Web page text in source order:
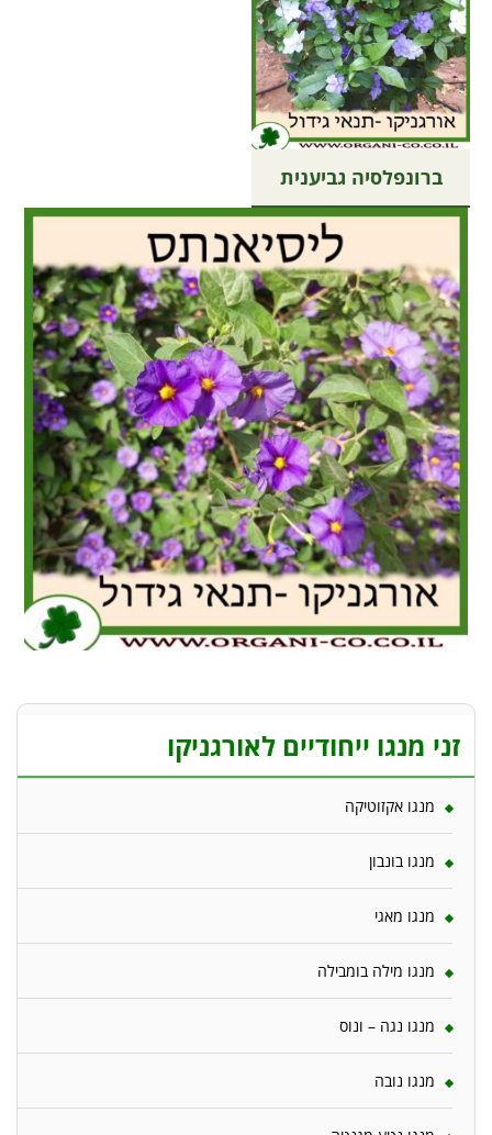
ברונפלסיה גביענית
זני מנגו ייחודיים לאורגניקו
מנגו אקזוטיקה
מנגו בונבון
מנגו מאגי
מנגו מילה בומבילה
מנגו נגה – ונוס
מנגו נובה